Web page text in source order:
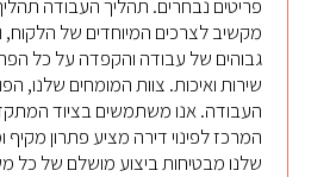
פריטים נבחרים. תהליך העבודה
מקשיב לצרכים המיוחדים של
גבוהים של עבודה והקפדה על כל
שירות ואיכות. צוות המומחים שלנו,
העבודה. אנו משתמשים בציוד
המרכז לפינוי דירה מציע פתרון
שלנו מבטיחות ביצוע מושלם של כל